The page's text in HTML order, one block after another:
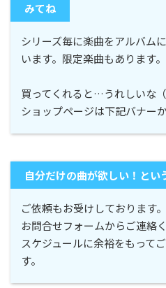
みてね
シリーズ毎に楽曲をアルバム
います。限定楽曲もあります。
買ってくれると…うれしいな（
ショップページは下記バナー
自分だけの曲が欲しい！とい
ご依頼もお受けしております。
お問合せフォームからご連絡
スケジュールに余裕をもって
す。